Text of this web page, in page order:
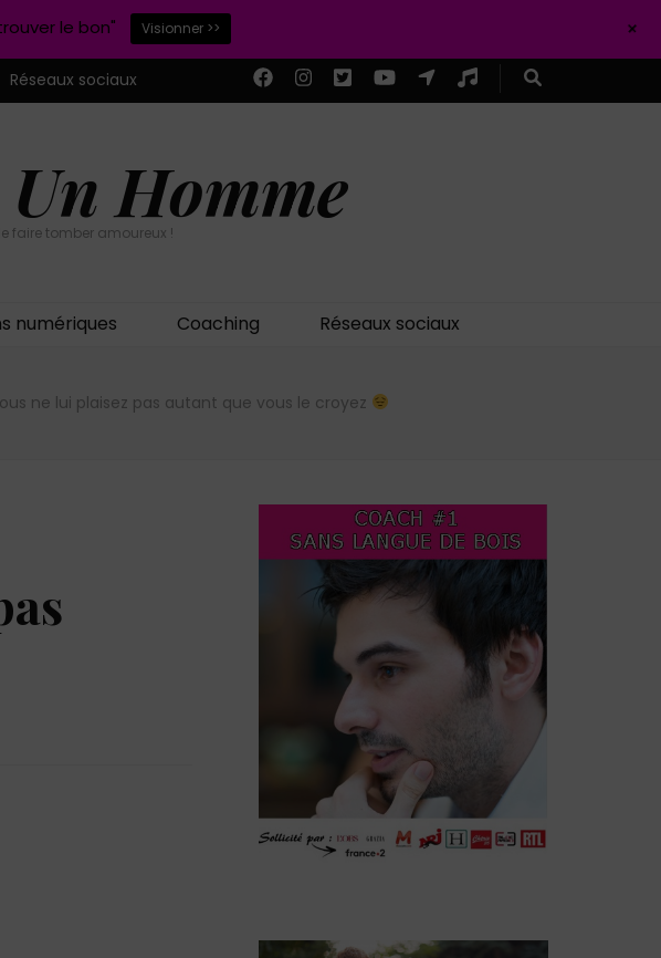
Réseaux sociaux
Homme
faire tomber amoureux !
numériques Coaching Réseaux sociaux
ne lui plaisez pas autant que vous le croyez
le bon" Visionner >> +